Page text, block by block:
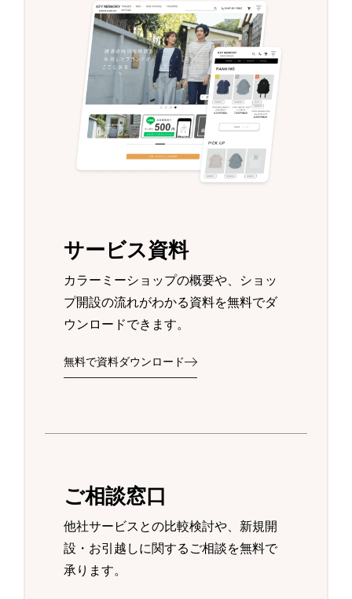
サービス資料
カラーミーショップの概要や、ショッ
プ開設の流れがわかる資料を無料でダ
ウンロードできます。
無料で資料ダウンロード
ご相談窓口
他社サービスとの比較検討や、新規開
設・お引越しに関するご相談を無料で
承ります。